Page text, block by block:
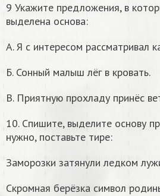
9 Укажите предложения, в
выделена основа:
А. Я с интересом рассматривал
Б. Сонный малыш лёг в кровать.
В. Приятную прохладу принёс
10. Спишите, выделите основу
нужно, поставьте тире:
Заморозки затянули ледком
Скромная берёзка символ